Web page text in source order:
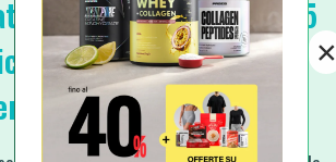
di Cocco in Lattina 55
che Amerai
×